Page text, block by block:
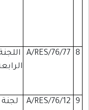
8
A/RES/76/77
9
A/RES/76/12
لجنة